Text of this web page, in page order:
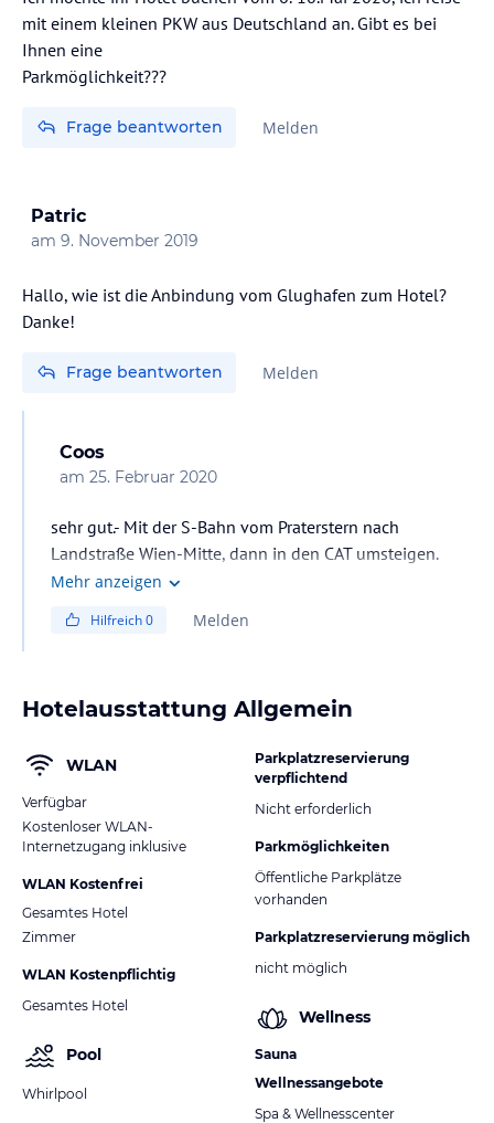
mit einem kleinen PKW aus Deutschland an. Gibt es bei
Ihnen eine
Parkmöglichkeit???
Frage beantworten Melden
Patric
am 9. November 2019
Hallo, wie ist die Anbindung vom Glughafen zum Hotel?
Danke!
Frage beantworten Melden
Coos
am 25. Februar 2020
sehr gut.- Mit der S-Bahn vom Praterstern nach
Landstraße Wien-Mitte, dann in den CAT umsteigen.
Mehr anzeigen
Hilfreich0 Melden
Hotelausstattung Allgemein
WLAN
Verfügbar
Kostenloser WLAN-
Internetzugang inklusive
WLAN Kostenfrei
Gesamtes Hotel
Zimmer
WLAN Kostenpflichtig
Gesamtes Hotel
Pool
Whirlpool
Parkplatzreservierung
verpflichtend
Nicht erforderlich
Parkmöglichkeiten
Öffentliche Parkplätze
vorhanden
Parkplatzreservierung möglich
nicht möglich
Wellness
Sauna
Wellnessangebote
Spa & Wellnesscenter